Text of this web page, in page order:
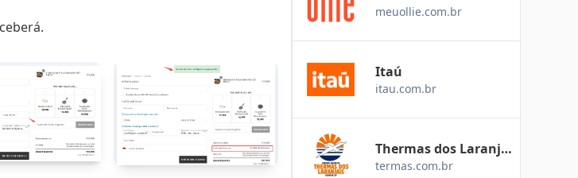
meuollie.com.br
Itaú
itau.com.br
Thermas dos Laranjai
s
termas.com.br